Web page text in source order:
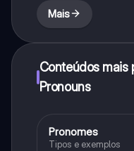
Mais
Conteúdos mais
Pronouns
Português
Pronomes
Tipos e exemplos